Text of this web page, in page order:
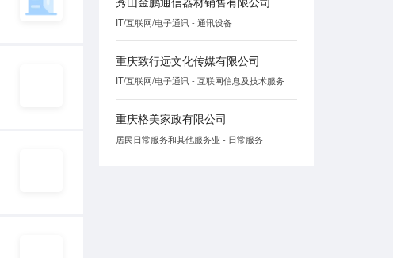
IT/互联网/电子通讯 - 通讯设备
重庆致行远文化传媒有限公司
IT/互联网/电子通讯 - 互联网信息及技术服务
重庆格美家政有限公司
居民日常服务和其他服务业 - 日常服务